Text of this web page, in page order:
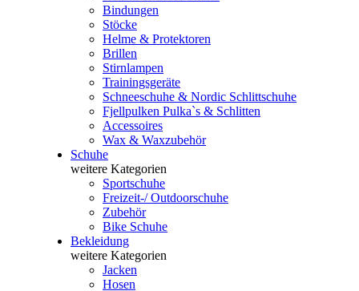
Bindungen
Stöcke
Helme & Protektoren
Brillen
Stirnlampen
Trainingsgeräte
Schneeschuhe & Nordic Schlittschuhe
Fjellpulken Pulka`s & Schlitten
Accessoires
Wax & Waxzubehör
Schuhe
weitere Kategorien
Sportschuhe
Freizeit-/ Outdoorschuhe
Zubehör
Bike Schuhe
Bekleidung
weitere Kategorien
Jacken
Hosen